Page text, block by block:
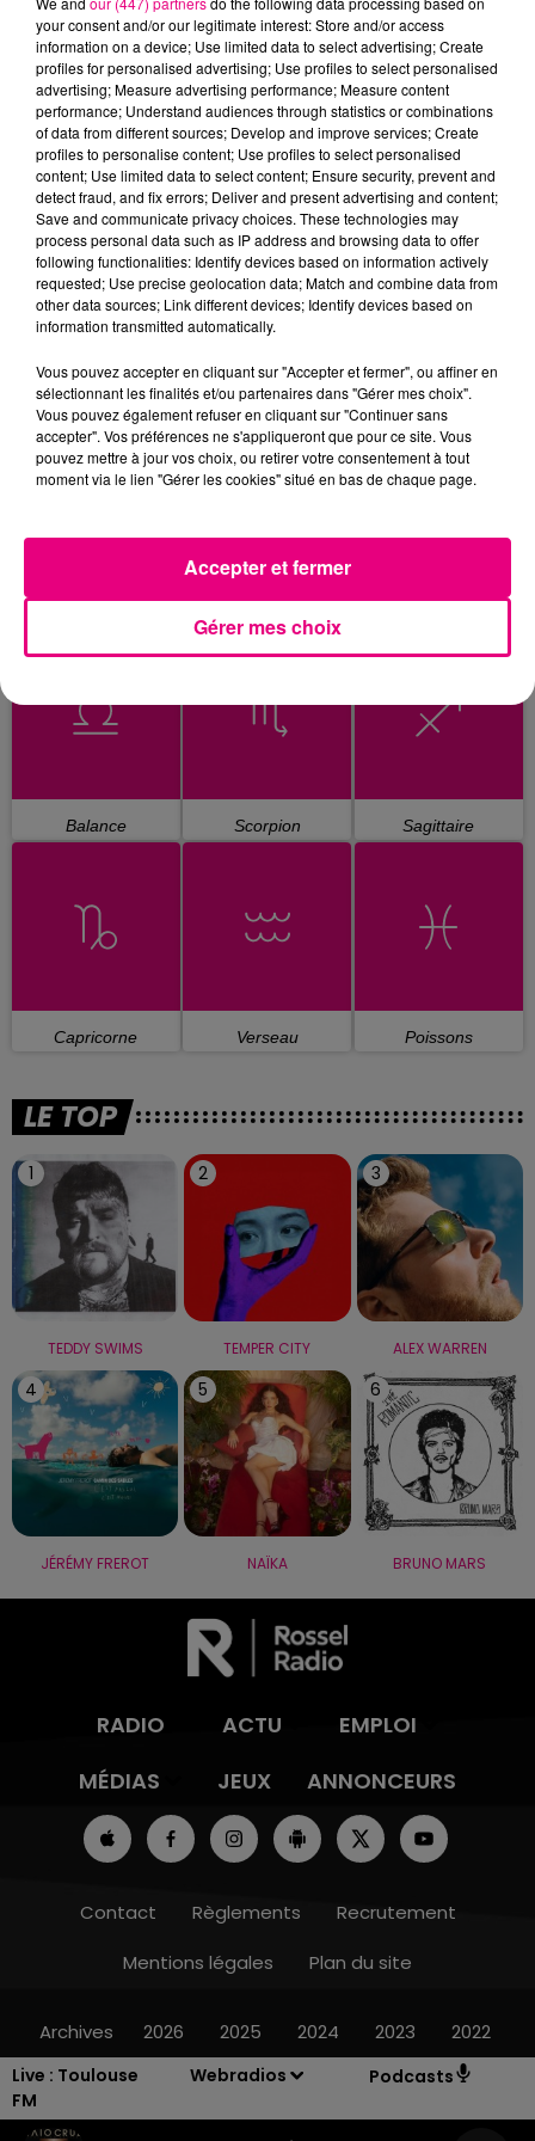
Live : Toulouse
FM
Webradios Podcasts
TAIO CRUZ
Dynamite
ADELE CASTILLON
Ete Avec Toi
SIENNA SPIRO
Die On This Hill
L'HOROSCOPE
Bélier Taureau Gémeaux
Balance Scorpion Sagittaire
Capricorne Verseau Poissons
LE TOP
1
TEDDY SWIMS
2
TEMPER CITY
3
ALEX WARREN
4
JÉRÉMY FREROT
5
NAÏKA
6
BRUNO MARS
RADIO ACTU
EMPLOI
MÉDIAS
JEUX ANNONCEURS
Contact Règlements
Recrutement
Mentions légales
Plan du site
Archives 2026 2025 2024 2023 2022
your consent and/or our legitimate interest: Store and/or access
information on a device; Use limited data to select advertising; Create
profiles for personalised advertising; Use profiles to select personalised
advertising; Measure advertising performance; Measure content
performance; Understand audiences through statistics or combinations
of data from different sources; Develop and improve services; Create
profiles to personalise content; Use profiles to select personalised
content; Use limited data to select content; Ensure security, prevent and
detect fraud, and fix errors; Deliver and present advertising and content;
Save and communicate privacy choices. These technologies may
process personal data such as IP address and browsing data to offer
following functionalities: Identify devices based on information actively
requested; Use precise geolocation data; Match and combine data from
other data sources; Link different devices; Identify devices based on
information transmitted automatically.
Vous pouvez accepter en cliquant sur "Accepter et fermer", ou affiner en
sélectionnant les finalités et/ou partenaires dans "Gérer mes choix".
Vous pouvez également refuser en cliquant sur "Continuer sans
accepter". Vos préférences ne s'appliqueront que pour ce site. Vous
pouvez mettre à jour vos choix, ou retirer votre consentement à tout
moment via le lien "Gérer les cookies" situé en bas de chaque page.
Gérer mes choix
Accepter et fermer